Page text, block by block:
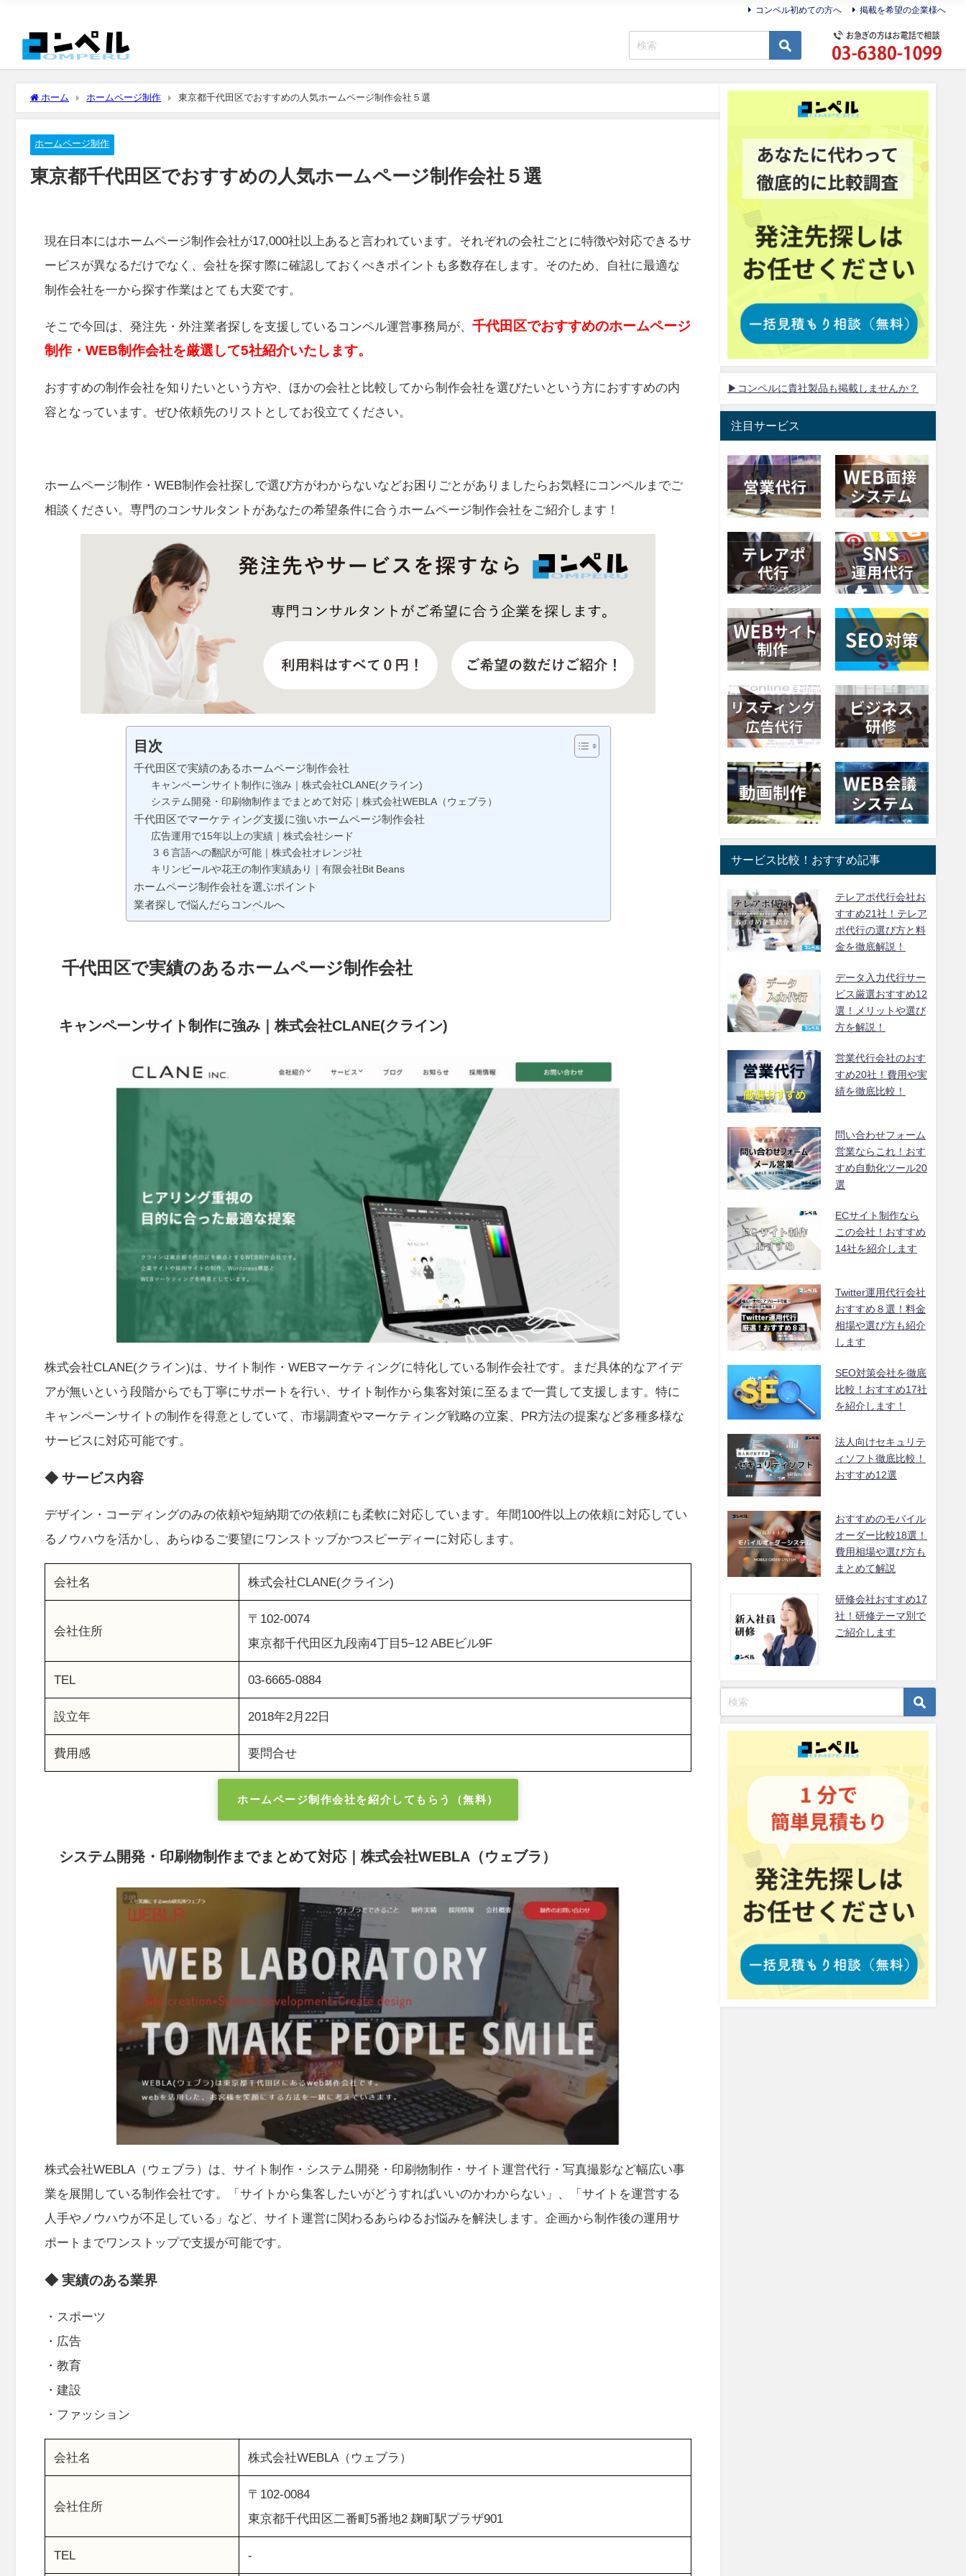
コンペル初めての方へ 掲載を希望の企業様へ
ホーム ホームページ制作 東京都千代田区でおすすめの人気ホームページ制作会社５選
ホームページ制作
東京都千代田区でおすすめの人気ホームページ制作会社５選
現在日本にはホームページ制作会社が17,000社以上あると言われています。それぞれの会社ごとに特徴や対応できるサ
ービスが異なるだけでなく、会社を探す際に確認しておくべきポイントも多数存在します。そのため、自社に最適な
制作会社を一から探す作業はとても大変です。
そこで今回は、発注先・外注業者探しを支援しているコンペル運営事務局が、 千代田区でおすすめのホームページ
制作・WEB制作会社を厳選して5社紹介いたします。
おすすめの制作会社を知りたいという方や、ほかの会社と比較してから制作会社を選びたいという方におすすめの内
容となっています。ぜひ依頼先のリストとしてお役立てください。
ホームページ制作・WEB制作会社探しで選び方がわからないなどお困りごとがありましたらお気軽にコンペルまでご
相談ください。専門のコンサルタントがあなたの希望条件に合うホームページ制作会社をご紹介します！
目次
千代田区で実績のあるホームページ制作会社
キャンペーンサイト制作に強み｜株式会社CLANE(クライン)
システム開発・印刷物制作までまとめて対応｜株式会社WEBLA（ウェブラ）
千代田区でマーケティング支援に強いホームページ制作会社
広告運用で15年以上の実績｜株式会社シード
３６言語への翻訳が可能｜株式会社オレンジ社
キリンビールや花王の制作実績あり｜有限会社Bit Beans
ホームページ制作会社を選ぶポイント
業者探しで悩んだらコンペルへ
千代田区で実績のあるホームページ制作会社
キャンペーンサイト制作に強み｜株式会社CLANE(クライン)
株式会社CLANE(クライン)は、サイト制作・WEBマーケティングに特化している制作会社です。まだ具体的なアイデ
アが無いという段階からでも丁寧にサポートを行い、サイト制作から集客対策に至るまで一貫して支援します。特に
キャンペーンサイトの制作を得意としていて、市場調査やマーケティング戦略の立案、PR方法の提案など多種多様な
サービスに対応可能です。
◆ サービス内容
デザイン・コーディングのみの依頼や短納期での依頼にも柔軟に対応しています。年間100件以上の依頼に対応してい
るノウハウを活かし、あらゆるご要望にワンストップかつスピーディーに対応します。
会社名 株式会社CLANE(クライン)
会社住所
〒102-0074
東京都千代田区九段南4丁目5−12 ABEビル9F
TEL 03-6665-0884
設立年 2018年2月22日
費用感 要問合せ
ホームページ制作会社を紹介してもらう（無料）
システム開発・印刷物制作までまとめて対応｜株式会社WEBLA（ウェブラ）
株式会社WEBLA（ウェブラ）は、サイト制作・システム開発・印刷物制作・サイト運営代行・写真撮影など幅広い事
業を展開している制作会社です。「サイトから集客したいがどうすればいいのかわからない」、「サイトを運営する
人手やノウハウが不足している」など、サイト運営に関わるあらゆるお悩みを解決します。企画から制作後の運用サ
ポートまでワンストップで支援が可能です。
◆ 実績のある業界
・スポーツ
・広告
・教育
・建設
・ファッション
会社名 株式会社WEBLA（ウェブラ）
会社住所
〒102-0084
東京都千代田区二番町5番地2 麹町駅プラザ901
TEL -
▶コンペルに貴社製品も掲載しませんか？
注目サービス
サービス比較！おすすめ記事
テレアポ代行会社お
すすめ21社！テレア
ポ代行の選び方と料
金を徹底解説！
データ入力代行サー
ビス厳選おすすめ12
選！メリットや選び
方を解説！
営業代行会社のおす
すめ20社！費用や実
績を徹底比較！
問い合わせフォーム
営業ならこれ！おす
すめ自動化ツール20
選
ECサイト制作なら
この会社！おすすめ
14社を紹介します
Twitter運用代行会社
おすすめ８選！料金
相場や選び方も紹介
します
SEO対策会社を徹底
比較！おすすめ17社
を紹介します！
法人向けセキュリテ
ィソフト徹底比較！
おすすめ12選
おすすめのモバイル
オーダー比較18選！
費用相場や選び方も
まとめて解説
研修会社おすすめ17
社！研修テーマ別で
ご紹介します